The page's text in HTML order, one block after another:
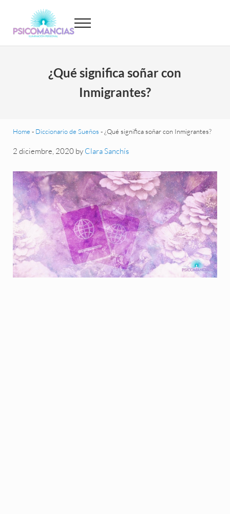
Psicomancias
Menu
¿Qué significa soñar con
Inmigrantes?
Home - Diccionario de Sueños -¿Qué significa soñar con Inmigrantes?
2 diciembre, 2020 by Clara Sanchís